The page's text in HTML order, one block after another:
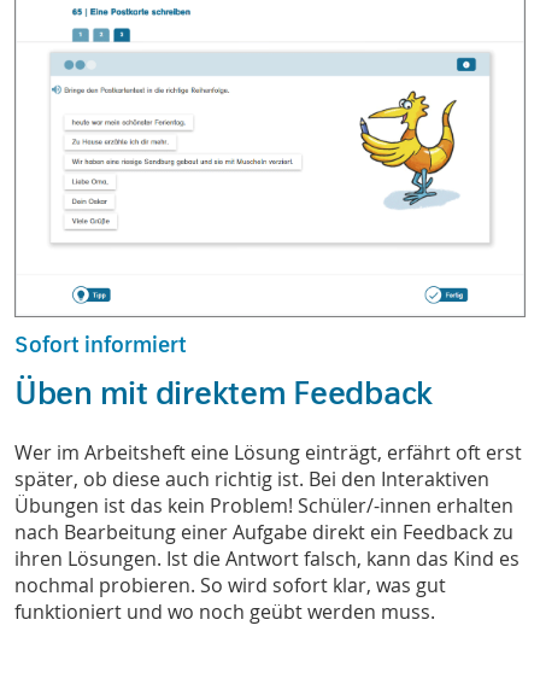
Sofort informiert
Üben mit direktem Feedback
Wer im Arbeitsheft eine Lösung einträgt, erfährt oft erst
später, ob diese auch richtig ist. Bei den Interaktiven
Übungen ist das kein Problem! Schüler/-innen erhalten
nach Bearbeitung einer Aufgabe direkt ein Feedback zu
ihren Lösungen. Ist die Antwort falsch, kann das Kind es
nochmal probieren. So wird sofort klar, was gut
funktioniert und wo noch geübt werden muss.